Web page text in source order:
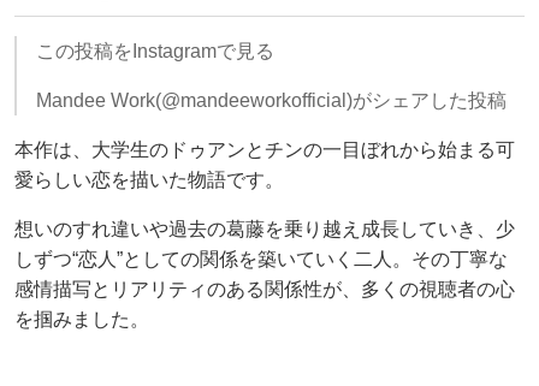
この投稿をInstagramで見る
Mandee Work(@mandeeworkofficial)がシェアした投稿
本作は、大学生のドゥアンとチンの一目ぼれから始まる可
愛らしい恋を描いた物語です。
想いのすれ違いや過去の葛藤を乗り越え成長していき、少
しずつ“恋人”としての関係を築いていく二人。その丁寧な
感情描写とリアリティのある関係性が、多くの視聴者の心
を掴みました。